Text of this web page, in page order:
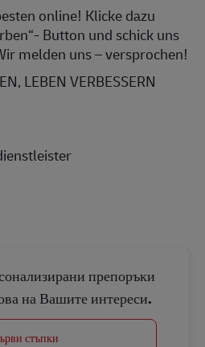
online! Klicke dazu
Button und schick uns
melden uns – versprochen!
LEBEN VERBESSERN
препоръки
на Вашите интереси.
стъпки